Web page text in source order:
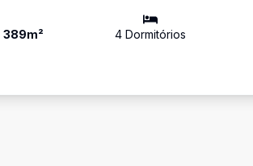
389m² 4Dormitórios